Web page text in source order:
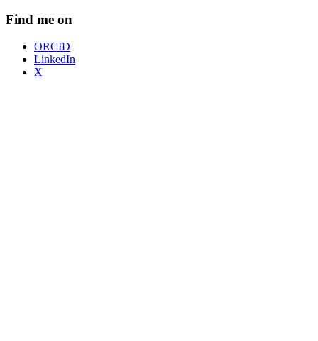
Find me on
ORCID
LinkedIn
X